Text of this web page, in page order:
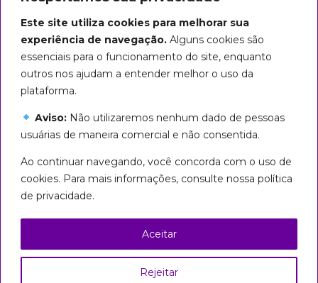
Este site utiliza cookies para melhorar sua
experiência de navegação. Alguns cookies são
essenciais para o funcionamento do site, enquanto
outros nos ajudam a entender melhor o uso da
plataforma.
Aviso:Não utilizaremos nenhum dado de pessoas
usuárias de maneira comercial e não consentida.
Ao continuar navegando, você concorda com o uso de
cookies. Para mais informações, consulte nossa política
de privacidade.
Rejeitar
Aceitar
Seguiremos em marcha até que
todas sejamos livres!
Creative Commons
Atribuição – Uso Não Comercial – Partilha nos
Mesmos Termos 3.0 Brasil